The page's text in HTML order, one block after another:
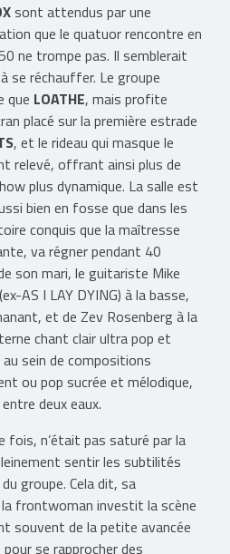
sont attendus par une
que le quatuor rencontre en
ne trompe pas. Il semblerait
se réchauffer. Le groupe
que LOATHE, mais profite
placé sur la première estrade
, et le rideau qui masque le
relevé, offrant ainsi plus de
plus dynamique. La salle est
bien en fosse que dans les
conquis que la maîtresse
va régner pendant 40
son mari, le guitariste Mike
AS I LAY DYING) à la basse,
et de Zev Rosenberg à la
chant clair ultra pop et
sein de compositions
ou pop sucrée et mélodique,
deux eaux.
fois, n’était pas saturé par la
sentir les subtilités
groupe. Cela dit, sa
frontwoman investit la scène
souvent de la petite avancée
se rapprocher des